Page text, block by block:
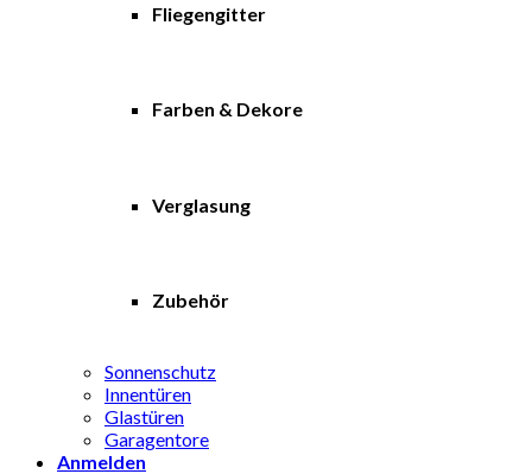
Fliegengitter
Farben & Dekore
Verglasung
Zubehör
Sonnenschutz
Innentüren
Glastüren
Garagentore
Anmelden